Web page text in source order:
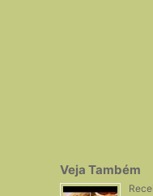
Veja Também